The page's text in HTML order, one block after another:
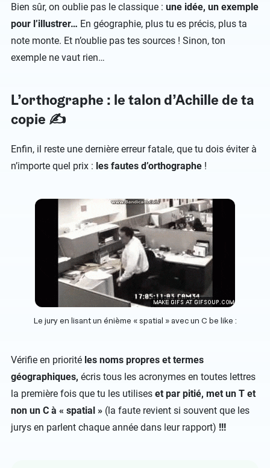
Bien sûr, on oublie pas le classique : une idée, un exemple
pour l’illustrer… En géographie, plus tu es précis, plus ta
note monte. Et n’oublie pas tes sources ! Sinon, ton
exemple ne vaut rien…
L’orthographe : le talon d’Achille de ta
copie ✍
Enfin, il reste une dernière erreur fatale, que tu dois éviter à
n’importe quel prix : les fautes d’orthographe !
Le jury en lisant un énième « spatial » avec un C be like :
Vérifie en priorité les noms propres et termes
géographiques, écris tous les acronymes en toutes lettres
la première fois que tu les utilises et par pitié, met un T et
non un C à « spatial » (la faute revient si souvent que les
jurys en parlent chaque année dans leur rapport) !!!